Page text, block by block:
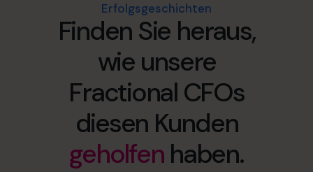
Erfolgsgeschichten
Über uns
Teil des Teams werden
Vereinbaren Sie ein Kennenlerngespräch
+49 69 66 55 42 28
Erfolgsgeschichten
Finden Sie heraus,
wie unsere
Fractional CFOs
diesen Kunden
geholfenhaben.